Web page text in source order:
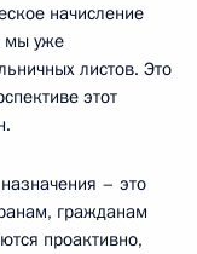
начисление
мы уже
листов. Это
этот
– это
гражданам
проактивно,